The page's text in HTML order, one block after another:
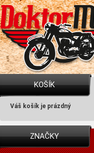
KOŠÍK
Váš košík je prázdný
ZNAČKY